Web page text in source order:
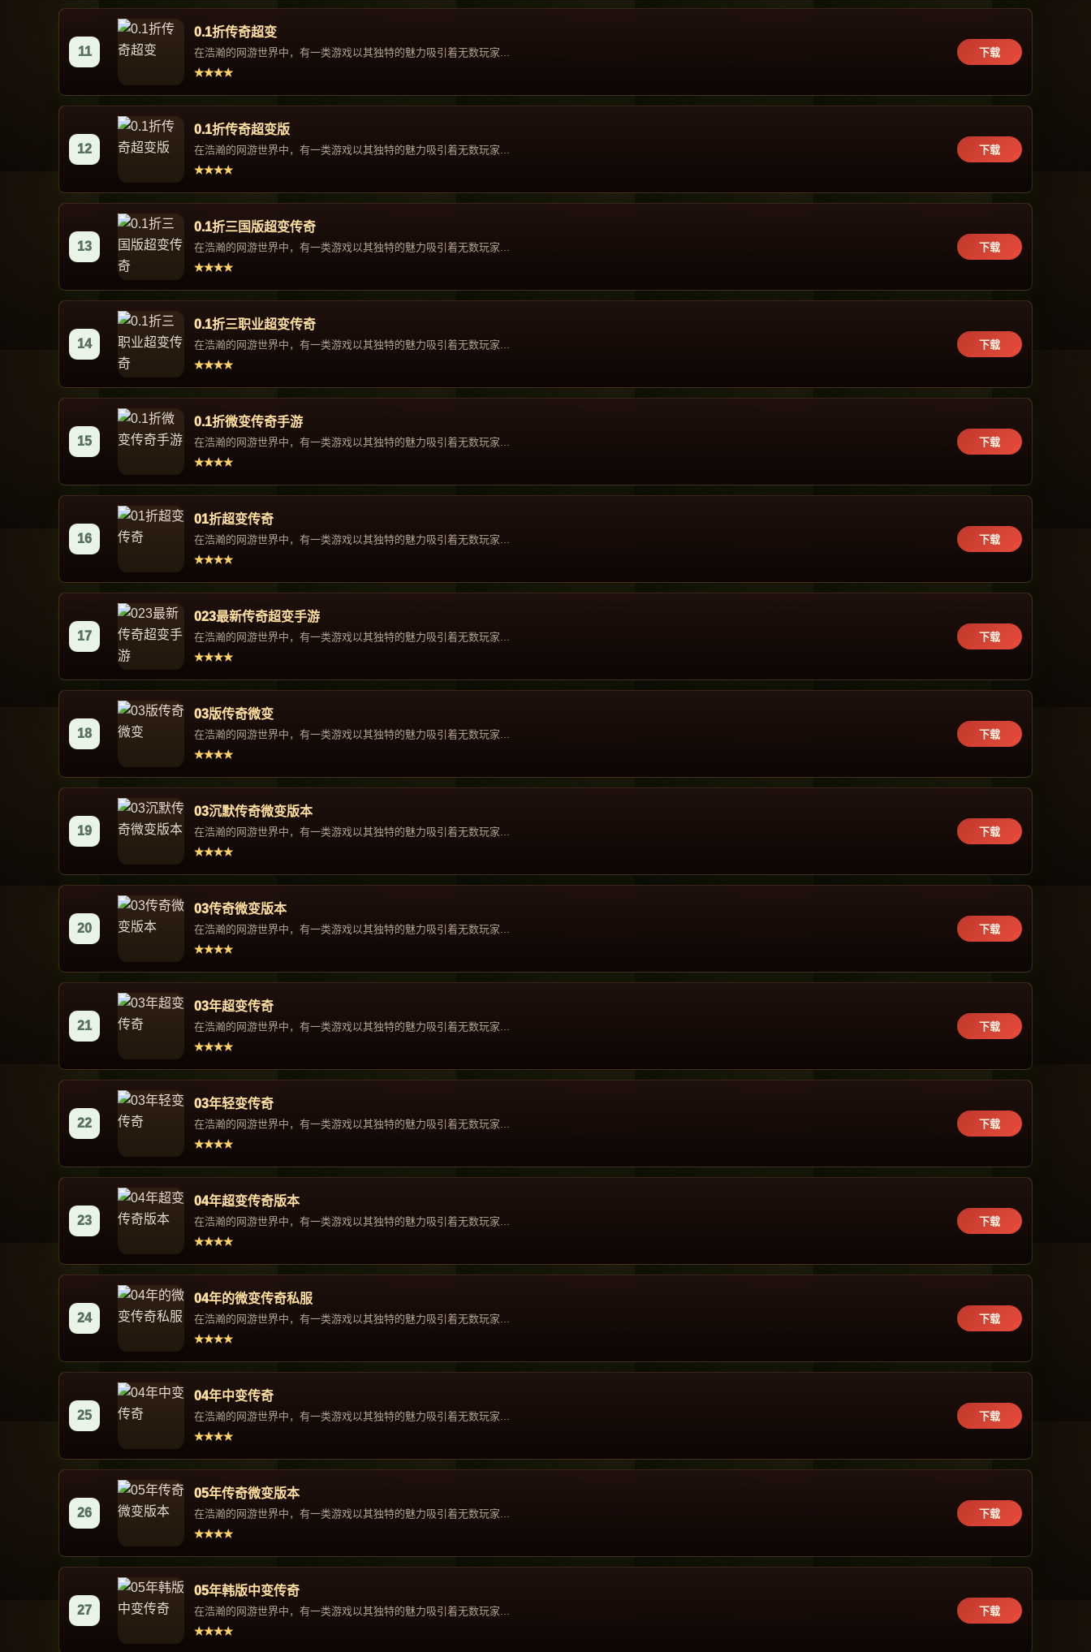
11
0.1折传奇超变
在浩瀚的网游世界中，有一类游戏以其独特的魅力吸引着无数玩家...
★★★★
下载
12
0.1折传奇超变版
在浩瀚的网游世界中，有一类游戏以其独特的魅力吸引着无数玩家...
★★★★
下载
13
0.1折三国版超变传奇
在浩瀚的网游世界中，有一类游戏以其独特的魅力吸引着无数玩家...
★★★★
下载
14
0.1折三职业超变传奇
在浩瀚的网游世界中，有一类游戏以其独特的魅力吸引着无数玩家...
★★★★
下载
15
0.1折微变传奇手游
在浩瀚的网游世界中，有一类游戏以其独特的魅力吸引着无数玩家...
★★★★
下载
16
01折超变传奇
在浩瀚的网游世界中，有一类游戏以其独特的魅力吸引着无数玩家...
★★★★
下载
17
023最新传奇超变手游
在浩瀚的网游世界中，有一类游戏以其独特的魅力吸引着无数玩家...
★★★★
下载
18
03版传奇微变
在浩瀚的网游世界中，有一类游戏以其独特的魅力吸引着无数玩家...
★★★★
下载
19
03沉默传奇微变版本
在浩瀚的网游世界中，有一类游戏以其独特的魅力吸引着无数玩家...
★★★★
下载
20
03传奇微变版本
在浩瀚的网游世界中，有一类游戏以其独特的魅力吸引着无数玩家...
★★★★
下载
21
03年超变传奇
在浩瀚的网游世界中，有一类游戏以其独特的魅力吸引着无数玩家...
★★★★
下载
22
03年轻变传奇
在浩瀚的网游世界中，有一类游戏以其独特的魅力吸引着无数玩家...
★★★★
下载
23
04年超变传奇版本
在浩瀚的网游世界中，有一类游戏以其独特的魅力吸引着无数玩家...
★★★★
下载
24
04年的微变传奇私服
在浩瀚的网游世界中，有一类游戏以其独特的魅力吸引着无数玩家...
★★★★
下载
25
04年中变传奇
在浩瀚的网游世界中，有一类游戏以其独特的魅力吸引着无数玩家...
★★★★
下载
26
05年传奇微变版本
在浩瀚的网游世界中，有一类游戏以其独特的魅力吸引着无数玩家...
★★★★
下载
27
05年韩版中变传奇
在浩瀚的网游世界中，有一类游戏以其独特的魅力吸引着无数玩家...
★★★★
下载